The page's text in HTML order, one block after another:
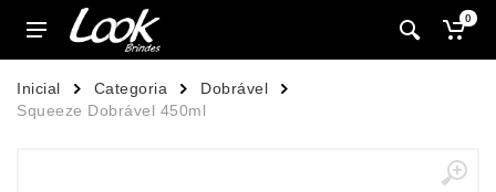
0
Inicial Categoria
Dobrável
Squeeze Dobrável 450ml